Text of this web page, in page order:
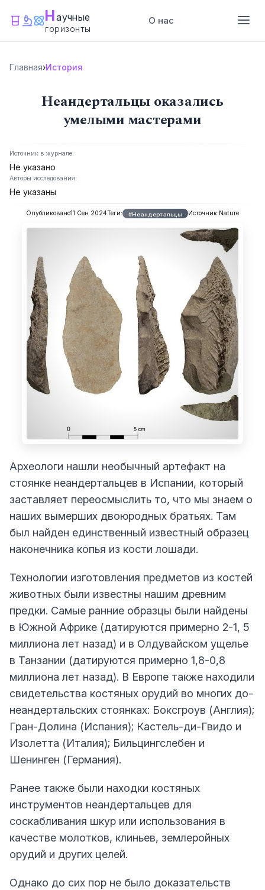
Научные
горизонты
О нас
Главная›История
Неандертальцы оказались
умелыми мастерами
Источник в журнале:
Не указано
Авторы исследования:
Не указаны
Опубликовано11 Сен 2024Теги: #Неандертальцы Источник:Nature
Археологи нашли необычный артефакт на
стоянке неандертальцев в Испании, который
заставляет переосмыслить то, что мы знаем о
наших вымерших двоюродных братьях. Там
был найден единственный известный образец
наконечника копья из кости лошади.
Технологии изготовления предметов из костей
животных были известны нашим древним
предки. Самые ранние образцы были найдены
в Южной Африке (датируются примерно 2-1, 5
миллиона лет назад) и в Олдувайском ущелье
в Танзании (датируются примерно 1,8-0,8
миллиона лет назад). В Европе также находили
свидетельства костяных орудий во многих до-
неандертальских стоянках: Боксгроув (Англия);
Гран-Долина (Испания); Кастель-ди-Гвидо и
Изолетта (Италия); Бильцингслебен и
Шенинген (Германия).
Ранее также были находки костяных
инструментов неандертальцев для
соскабливания шкур или использования в
качестве молотков, клиньев, землеройных
орудий и других целей.
Однако до сих пор не было доказательств